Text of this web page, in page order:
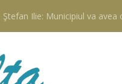
Ştefan Ilie: Municipiul va